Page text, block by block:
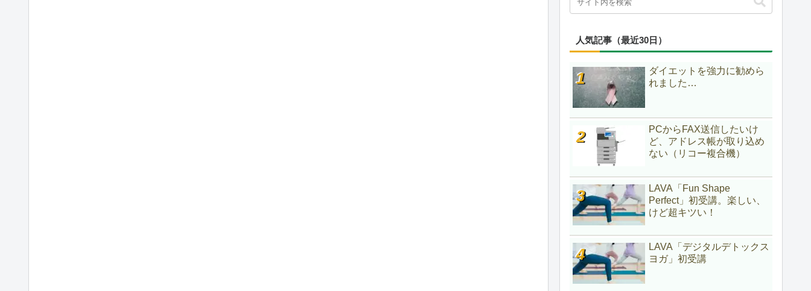
人気記事（最近30日）
ダイエットを強力に勧めら
れました…
PCからFAX送信したいけ
ど、アドレス帳が取り込め
ない（リコー複合機）
LAVA「Fun Shape
Perfect」初受講。楽しい、
けど超キツい！
LAVA「デジタルデトックス
ヨガ」初受講